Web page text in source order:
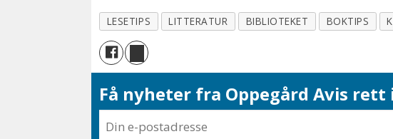
LESETIPS LITTERATUR BIBLIOTEKET BOKTIPS
Få nyheter fra Oppegård Avis